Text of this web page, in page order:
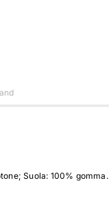
Suola: 100% gomma.